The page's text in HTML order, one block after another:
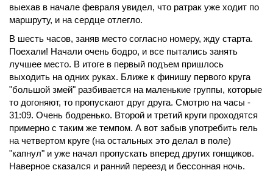
выехав в начале февраля увидел, что ратрак уже ходит по
маршруту, и на сердце отлегло.
В шесть часов, заняв место согласно номеру, жду старта.
Поехали! Начали очень бодро, и все пытались занять
лучшее место. В итоге в первый подъем пришлось
выходить на одних руках. Ближе к финишу первого круга
"большой змей" разбивается на маленькие группы, которые
то догоняют, то пропускают друг друга. Смотрю на часы -
31:09. Очень бодренько. Второй и третий круги проходятся
примерно с таким же темпом. А вот забыв употребить гель
на четвертом круге (на остальных это делал в поле)
"капнул" и уже начал пропускать вперед других гонщиков.
Наверное сказался и ранний переезд и бессонная ночь.